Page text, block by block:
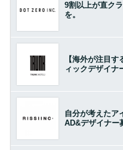
9割以上が直ク
を。
【海外が注目
ィックデザイナ
自分が考えたア
AD&デザイナー